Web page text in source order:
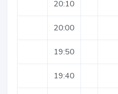
20:10
20:00
19:50
19:40